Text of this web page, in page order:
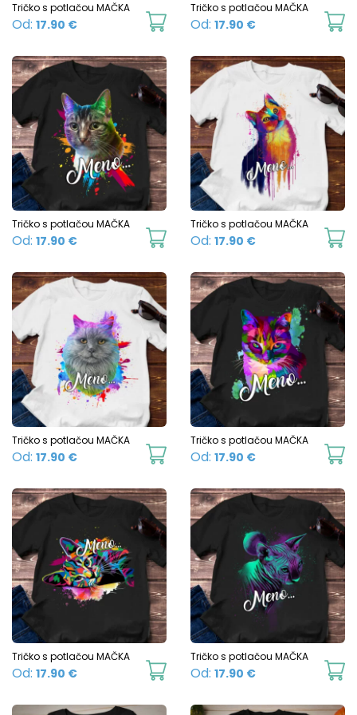
on
product
page
Tričko s potlačou MAČKA
Od: 17.90 €
This
has
multiple
variants.
The
options
may
be
chosen
product
page
Tričko s potlačou MAČKA
Od: 17.90 €
Tričko s potlačou MAČKA
Od: 17.90 €
This
has
multiple
variants.
The
options
may
be
chosen
product
page
Tričko s potlačou MAČKA
Od: 17.90 €
Tričko s potlačou MAČKA
Od: 17.90 €
This
has
multiple
variants.
The
options
may
be
chosen
Tričko s potlačou MAČKA
Od: 17.90 €
Tričko s potlačou MAČKA
Od: 17.90 €
This
Tričko s potlačou MAČKA
Od: 17.90 €